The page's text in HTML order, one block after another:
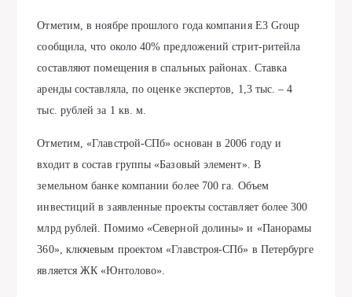
Отметим, в ноябре прошлого года компания E3 Group
сообщила, что около 40% предложений стрит-ритейла
составляют помещения в спальных районах. Ставка
аренды составляла, по оценке экспертов, 1,3 тыс. – 4
тыс. рублей за 1 кв. м.
Отметим, «Главстрой-СПб» основан в 2006 году и
входит в состав группы «Базовый элемент». В
земельном банке компании более 700 га. Объем
инвестиций в заявленные проекты составляет более 300
млрд рублей. Помимо «Северной долины» и «Панорамы
360», ключевым проектом «Главстроя-СПб» в Петербурге
является ЖК «Юнтолово».